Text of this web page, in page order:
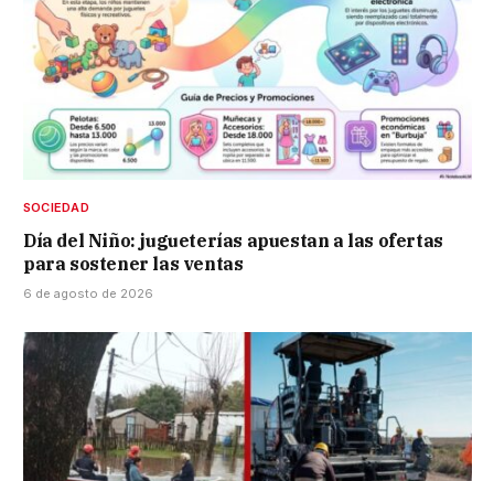
SOCIEDAD
Día del Niño: jugueterías apuestan a las ofertas
para sostener las ventas
6 de agosto de 2026